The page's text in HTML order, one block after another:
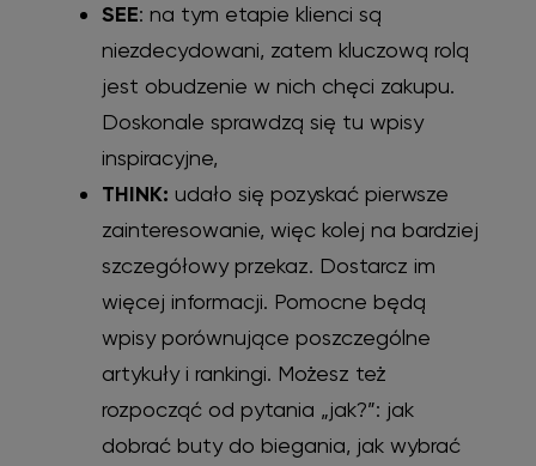
SEE: na tym etapie klienci są
niezdecydowani, zatem kluczową rolą
jest obudzenie w nich chęci zakupu.
Doskonale sprawdzą się tu wpisy
inspiracyjne,
THINK: udało się pozyskać pierwsze
zainteresowanie, więc kolej na bardziej
szczegółowy przekaz. Dostarcz im
więcej informacji. Pomocne będą
wpisy porównujące poszczególne
artykuły i rankingi. Możesz też
rozpocząć od pytania „jak?”: jak
dobrać buty do biegania, jak wybrać